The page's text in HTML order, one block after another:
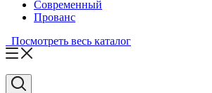
Современный
Прованс
Посмотреть весь каталог